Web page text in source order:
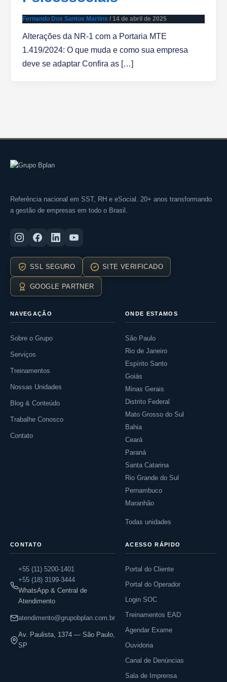
Fernando Dos Santos Martins/ 14 de abril de 2025
Alterações da NR-1 com a Portaria MTE
1.419/2024: O que muda e como sua empresa
deve se adaptar Confira as […]
Referência nacional em SST, RH e eSocial. 20+ anos transformando
a gestão de empresas em todo o Brasil.
SSL SEGURO SITE VERIFICADO
GOOGLE PARTNER
NAVEGAÇÃO
Sobre o Grupo
Serviços
Treinamentos
Nossas Unidades
Blog & Conteúdo
Trabalhe Conosco
Contato
ONDE ESTAMOS
São Paulo
Rio de Janeiro
Espírito Santo
Goiás
Minas Gerais
Distrito Federal
Mato Grosso do Sul
Bahia
Ceará
Paraná
Santa Catarina
Rio Grande do Sul
Pernambuco
Maranhão
Todas unidades
CONTATO
+55 (11) 5200-1401
+55 (18) 3199-3444
WhatsApp & Central de
Atendimento
atendimento@grupobplan.com.br
Av. Paulista, 1374 — São Paulo,
SP
ACESSO RÁPIDO
Portal do Cliente
Portal do Operador
Login SOC
Treinamentos EAD
Agendar Exame
Ouvidoria
Canal de Denúncias
Sala de Imprensa